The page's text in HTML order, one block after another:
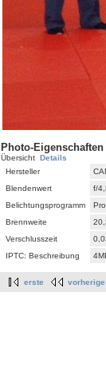
Photo-Eigenschaften
Übersicht Details
Hersteller
Blendenwert
f/
Belichtungsprogramm
Brennweite
Verschlusszeit
IPTC: Beschreibung
erste vorherige